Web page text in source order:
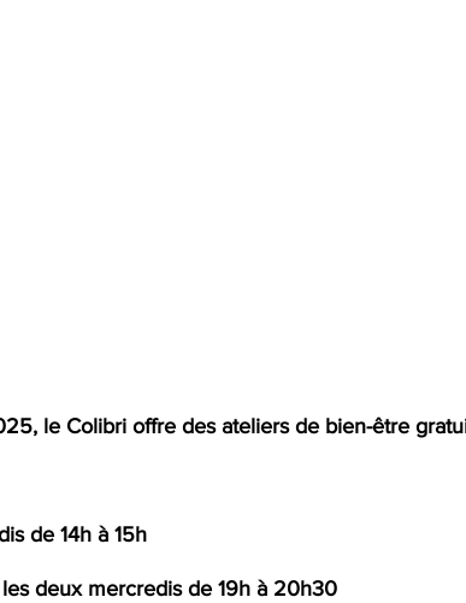
le Colibri offre des ateliers de bien-être
de 14h à 15h
deux mercredis de 19h à 20h30